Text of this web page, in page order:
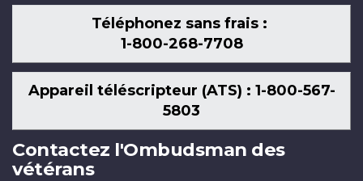
Téléphonez sans frais :
1-800-268-7708
Appareil téléscripteur (ATS) : 1-800-567-
5803
Contactez l'Ombudsman des
vétérans